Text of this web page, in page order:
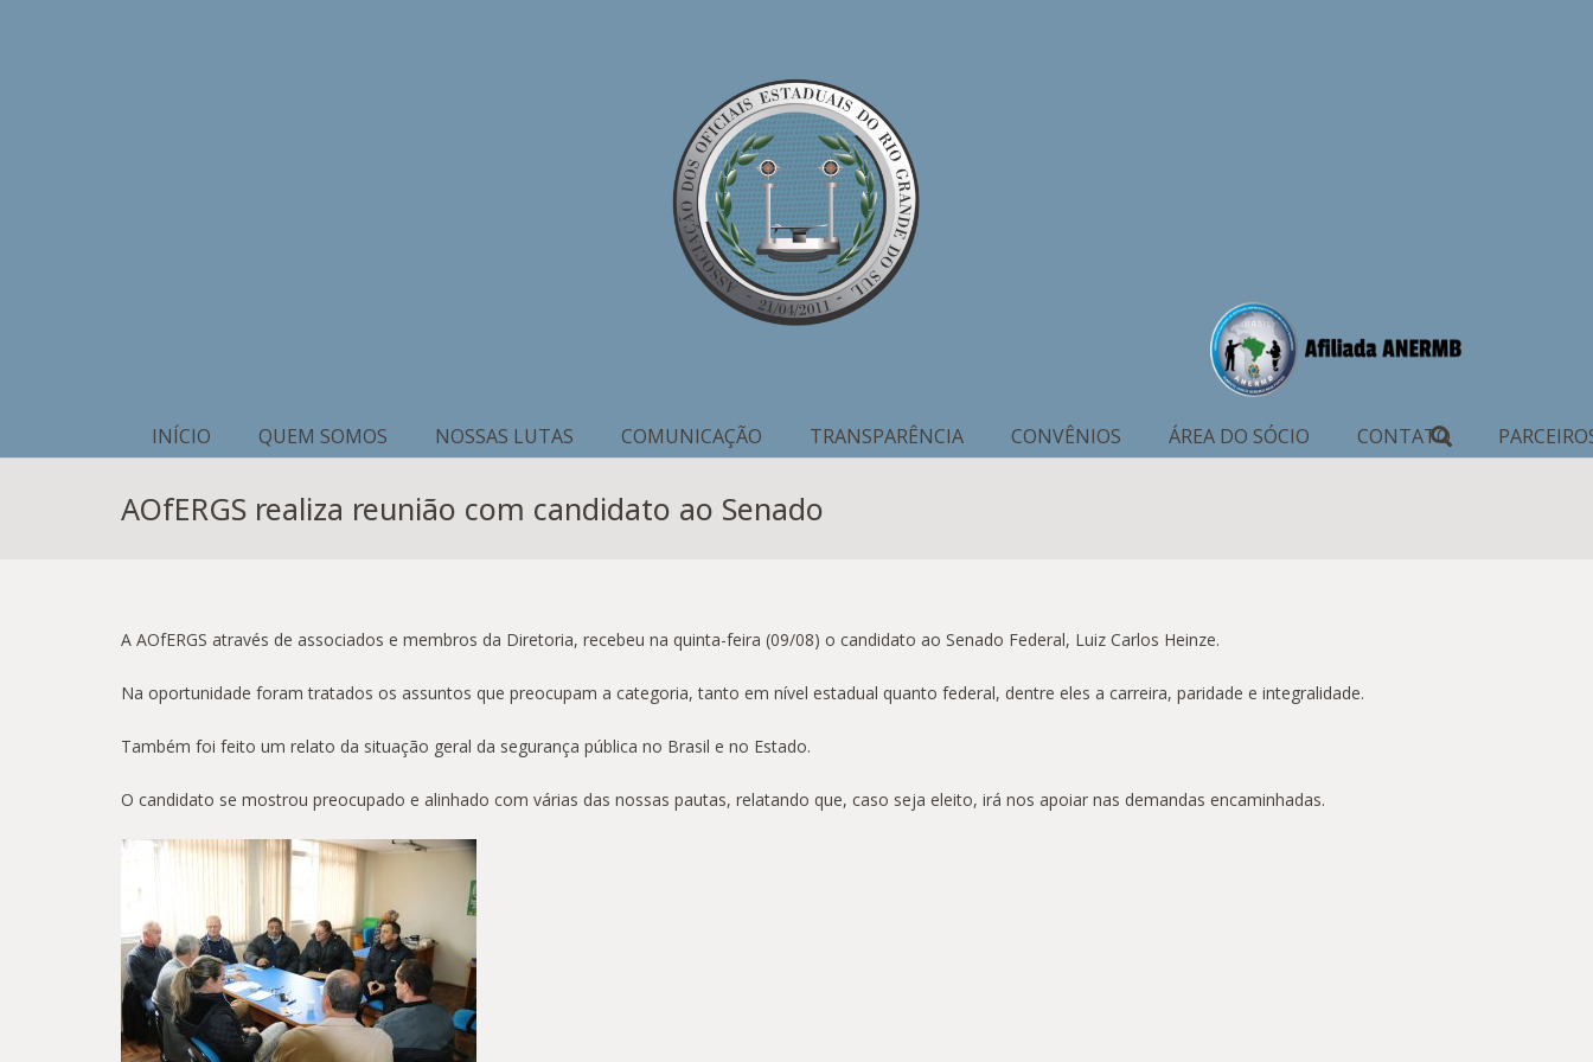
INÍCIO QUEM SOMOS NOSSAS LUTAS COMUNICAÇÃO TRANSPARÊNCIA CONVÊNIOS ÁREA DO SÓCIO CONTATO
AOfERGS realiza reunião com candidato ao Senado
A AOfERGS através de associados e membros da Diretoria, recebeu na quinta-feira (09/08) o candidato ao Senado Federal, Luiz Carlos Heinze.
Na oportunidade foram tratados os assuntos que preocupam a categoria, tanto em nível estadual quanto federal, dentre eles a carreira, paridade e integralidade.
Também foi feito um relato da situação geral da segurança pública no Brasil e no Estado.
O candidato se mostrou preocupado e alinhado com várias das nossas pautas, relatando que, caso seja eleito, irá nos apoiar nas demandas encaminhadas.